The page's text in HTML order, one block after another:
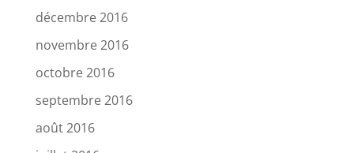
décembre 2016
novembre 2016
octobre 2016
septembre 2016
août 2016